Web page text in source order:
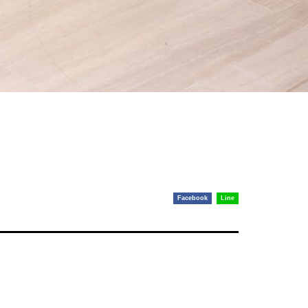
Line
Facebook